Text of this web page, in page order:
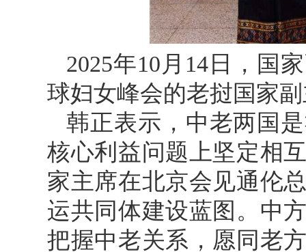
2025年10月14日，国
球妇女峰会的老挝国家
韩正表示，中老两国
核心利益问题上坚定相
家主席在北京会见通伦
运共同体建设蓝图。中
把握中老关系，愿同老